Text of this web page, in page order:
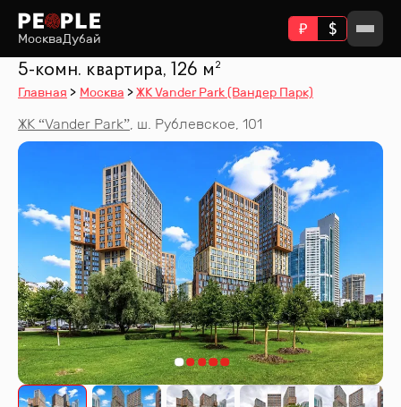
МоскваДубай
5-комн. квартира, 126 м²
Главная Москва ЖК Vander Park (Вандер Парк)
ЖК “Vander Park”, ш. Рублевское, 101